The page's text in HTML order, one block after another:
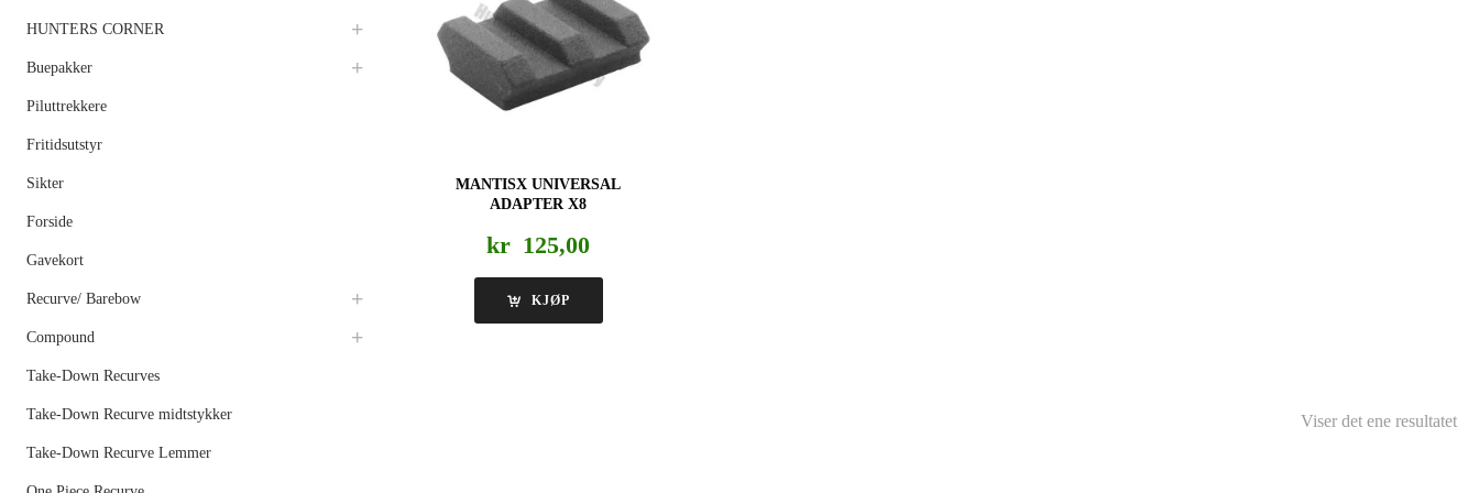
MANTISX UNIVERSAL
ADAPTER X8
kr 125,00
KJØP
Viser det ene resultatet
HUNTERS CORNER
Buepakker
Piluttrekkere
Fritidsutstyr
Sikter
Forside
Gavekort
Recurve/ Barebow
Compound
Take-Down Recurves
Take-Down Recurve midtstykker
Take-Down Recurve Lemmer